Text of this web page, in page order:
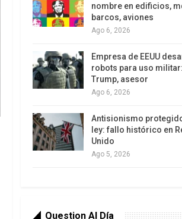
nombre en edificios,
barcos, aviones
Ago 6, 2026
Empresa de EEUU
robots para uso
Trump, asesor
Ago 6, 2026
Antisionismo
ley: fallo histórico en
Unido
Ago 5, 2026
Question Al Día